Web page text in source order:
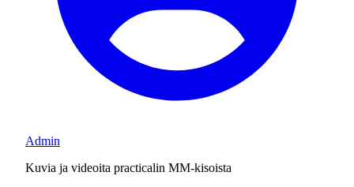
Admin
Kuvia ja videoita practicalin MM-kisoista